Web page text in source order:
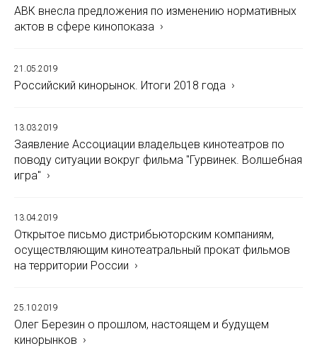
АВК внесла предложения по изменению нормативных
актов в сфере кинопоказа
21.05.2019
Российский кинорынок. Итоги 2018 года
13.03.2019
Заявление Ассоциации владельцев кинотеатров по
поводу ситуации вокруг фильма "Гурвинек. Волшебная
игра"
13.04.2019
Открытое письмо дистрибьюторским компаниям,
осуществляющим кинотеатральный прокат фильмов
на территории России
25.10.2019
Олег Березин о прошлом, настоящем и будущем
кинорынков